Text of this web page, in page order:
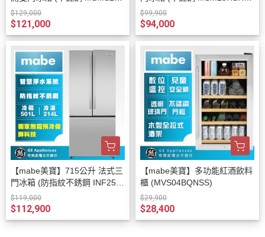
GSS)
$129,000
$121,000
SS)
$99,900
$94,000
【mabe美寶】715公升 法式三
門冰箱 (防指紋不銹鋼 INF25F
YRCFS)
$119,000
$112,900
【mabe美寶】多功能紅酒飲料
櫃 (MVS04BQNSS)
$29,900
$28,400